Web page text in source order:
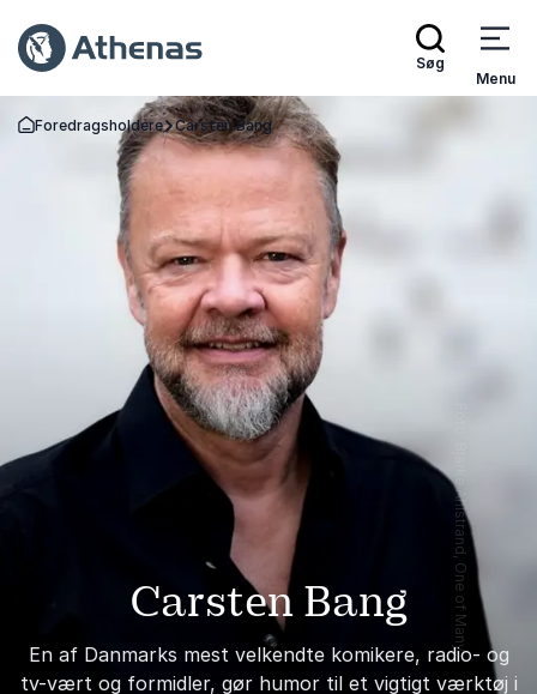
Søg
Menu
Tilbage til forsiden
Foredragsholdere Carsten Bang
Carsten Bang
En af Danmarks mest velkendte komikere, radio- og
tv-vært og formidler, gør humor til et vigtigt værktøj i
Foto: Bjarke Ahlstrand, One of Many